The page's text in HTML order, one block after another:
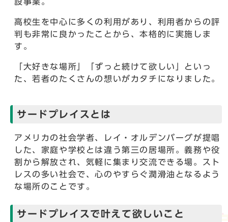
設事業。
高校生を中心に多くの利用があり、利用者からの評
判も非常に良かったことから、本格的に実施しま
す。
「大好きな場所」「ずっと続けて欲しい」といっ
た、若者のたくさんの想いがカタチになりました。
サードプレイスとは
アメリカの社会学者、レイ・オルデンバーグが提唱
した、家庭や学校とは違う第三の居場所。義務や役
割から解放され、気軽に集まり交流できる場。スト
レスの多い社会で、心のやすらぐ潤滑油となるよう
な場所のことです。
サードプレイスで叶えて欲しいこと